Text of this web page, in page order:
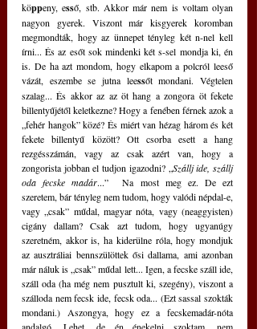
köppeny, esső, stb. Akkor már nem is voltam olyan
nagyon gyerek. Viszont már kisgyerek koromban
megmondták, hogy az ünnepet tényleg két n-nel kell
írni... És az esőt sok mindenki két s-sel mondja ki, én
is. De ha azt mondom, hogy elkapom a polcról leeső
vázát, eszembe se jutna leessőt mondani. Végtelen
szalag... És akkor az az öt hang a zongora öt fekete
billentyűjétől keletkezne? Hogy a fenében férnek azok a
„fehér hangok” közé? És miért van hézag három és két
fekete billentyű között? Ott csorba esett a hang
rezgésszámán, vagy az csak azért van, hogy a
zongorista jobban el tudjon igazodni? „Szállj ide, szállj
oda fecske madár...”  Na most meg ez. De ezt
szeretem, bár tényleg nem tudom, hogy valódi népdal-e,
vagy „csak” műdal, magyar nóta, vagy (neaggyisten)
cigány dallam? Csak azt tudom, hogy ugyanúgy
szeretném, akkor is, ha kiderülne róla, hogy mondjuk
az ausztráliai bennszülöttek ősi dallama, ami azonban
már náluk is „csak” műdal lett... Igen, a fecske száll ide,
száll oda (ha még nem pusztult ki, szegény), viszont a
szálloda nem fecsk ide, fecsk oda... (Ezt sassal szokták
mondani.) Aszongya, hogy ez a fecskemadár-nóta